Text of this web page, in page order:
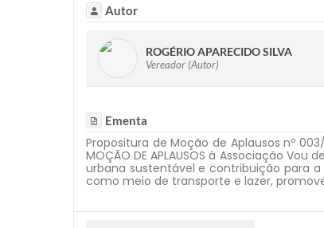
Autor
ROGÉRIO APARECIDO SILVA
Vereador (Autor)
Ementa
Propositura de Moção de Aplausos nº
MOÇÃO DE APLAUSOS à Associação
urbana sustentável e contribuição para
como meio de transporte e lazer,